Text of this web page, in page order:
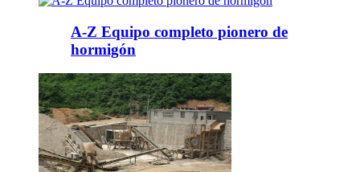
A-Z Equipo completo pionero de
hormigón